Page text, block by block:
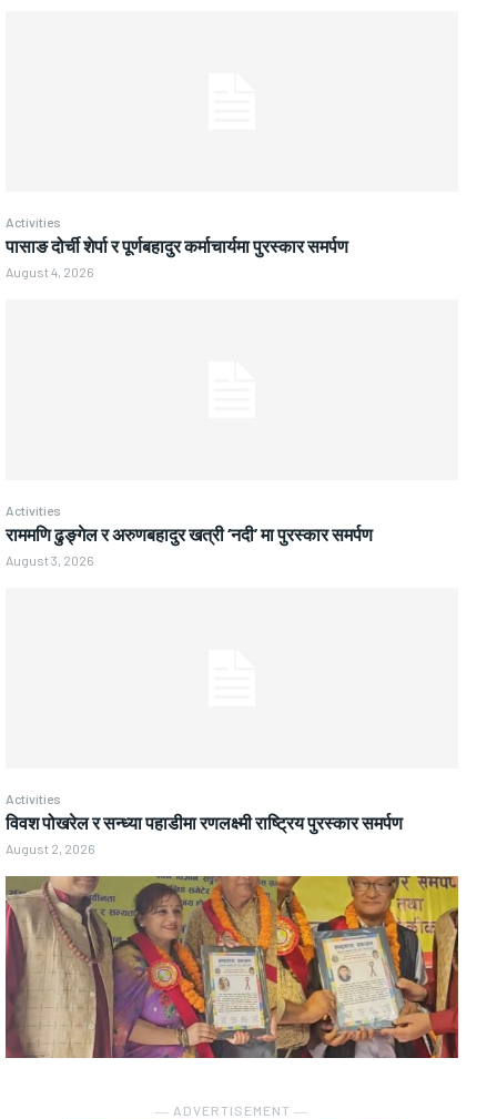
Activities
पासाङ दोर्ची शेर्पा र पूर्णबहादुर कर्माचार्यमा पुरस्कार समर्पण
August 4, 2026
Activities
राममणि ढुङ्गेल र अरुणबहादुर खत्री ‘नदी’ मा पुरस्कार समर्पण
August 3, 2026
Activities
विवश पोखरेल र सन्ध्या पहाडीमा रणलक्ष्मी राष्ट्रिय पुरस्कार समर्पण
August 2, 2026
― ADVERTISEMENT ―